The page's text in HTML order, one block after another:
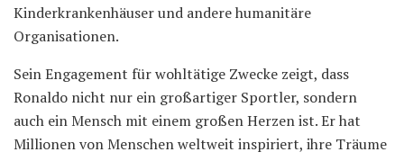
Kinderkrankenhäuser und andere humanitäre
Organisationen.
Sein Engagement für wohltätige Zwecke zeigt, dass
Ronaldo nicht nur ein großartiger Sportler, sondern
auch ein Mensch mit einem großen Herzen ist. Er hat
Millionen von Menschen weltweit inspiriert, ihre Träume